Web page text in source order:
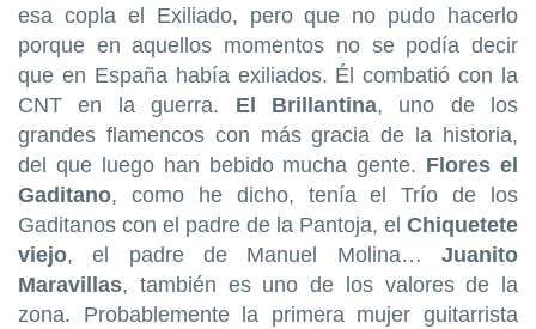
esa copla el Exiliado, pero que no pudo hacerlo
porque en aquellos momentos no se podía decir
que en España había exiliados. Él combatió con la
CNT en la guerra. El Brillantina, uno de los
grandes flamencos con más gracia de la historia,
del que luego han bebido mucha gente. Flores el
Gaditano, como he dicho, tenía el Trío de los
Gaditanos con el padre de la Pantoja, el Chiquetete
viejo, el padre de Manuel Molina… Juanito
Maravillas, también es uno de los valores de la
zona. Probablemente la primera mujer guitarrista